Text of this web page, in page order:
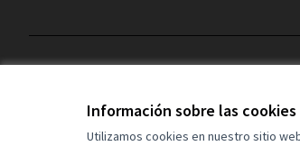
Información sobre las
Utilizamos cookies en nuestro sitio